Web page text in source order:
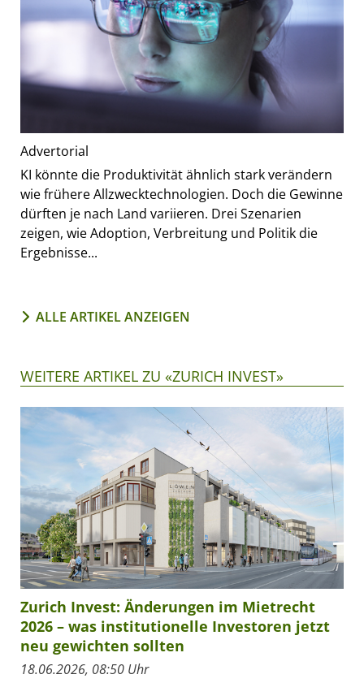
Advertorial
KI könnte die Produktivität ähnlich stark verändern
wie frühere Allzwecktechnologien. Doch die Gewinne
dürften je nach Land variieren. Drei Szenarien
zeigen, wie Adoption, Verbreitung und Politik die
Ergebnisse...
ALLE ARTIKEL ANZEIGEN
WEITERE ARTIKEL ZU «ZURICH INVEST»
Zurich Invest: Änderungen im Mietrecht
2026 – was institutionelle Investoren jetzt
neu gewichten sollten
18.06.2026, 08:50 Uhr